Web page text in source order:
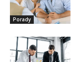
Porady